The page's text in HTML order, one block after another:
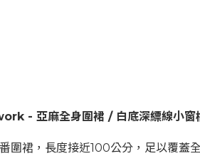
- 亞麻全身圍裙 / 白底深縹線小窗
圍裙，長度接近100公分，足以覆蓋